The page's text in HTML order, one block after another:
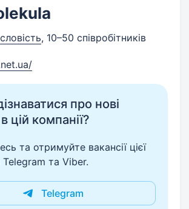
, 10–50 співробітників
про нові
цій компанії?
та отримуйте вакансії цієї
Telegram та Viber.
Telegram